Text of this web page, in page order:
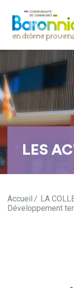
LES
Accueil LA
Développement